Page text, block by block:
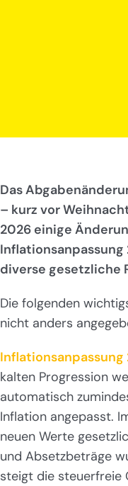
Das
– kurz vor
2026 einige
diverse gesetzliche
Die folgenden
nicht anders
Inflationsanpassung
kalten Progression
automatisch
Inflation angepasst.
neuen Werte
und Absetzbeträge
steigt die steuerfreie